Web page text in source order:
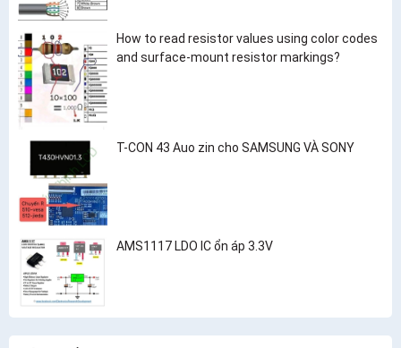
How to read resistor values using color codes
and surface-mount resistor markings?
T-CON 43 Auo zin cho SAMSUNG VÀ SONY
AMS1117 LDO IC ổn áp 3.3V